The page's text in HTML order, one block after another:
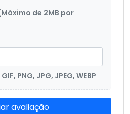
de 2MB por
PNG, JPG, JPEG, WEBP
avaliação